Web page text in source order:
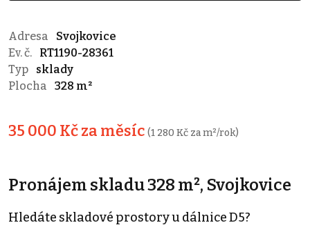
Adresa
Svojkovice
Ev. č.
RT1190-28361
Typ
sklady
Plocha
328 m²
35 000 Kč za měsíc (1 280 Kč za m²/rok)
Pronájem skladu 328 m², Svojkovice
Hledáte skladové prostory u dálnice D5?